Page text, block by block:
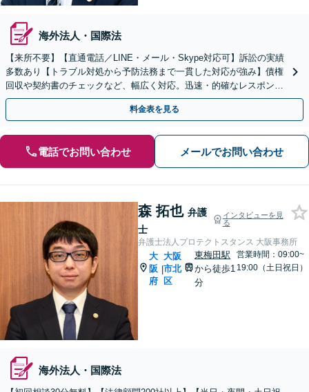
海外法人・国際法
【来所不要】【直通電話／LINE・メール・Skype対応可】訴訟の実績
多数あり【トラブル対処から予防法務まで一貫した対応が強み】債権
回収や契約書のチェックなど、幅広く対応。迅速・的確なレスポンス
で、経営視点でサポート【初回相談無料】
料金表を見る
電話でお問い合わせ メールでお問い合わせ
森 拓也 弁護
士
インタビューを見
る
弁護士法人プロテクトスタンス 大阪事務所
大
阪
府
|
大阪
市北
区
東梅田駅
から徒歩1
分
営業時間：09:00~
19:00（土日祝日）
海外法人・国際法